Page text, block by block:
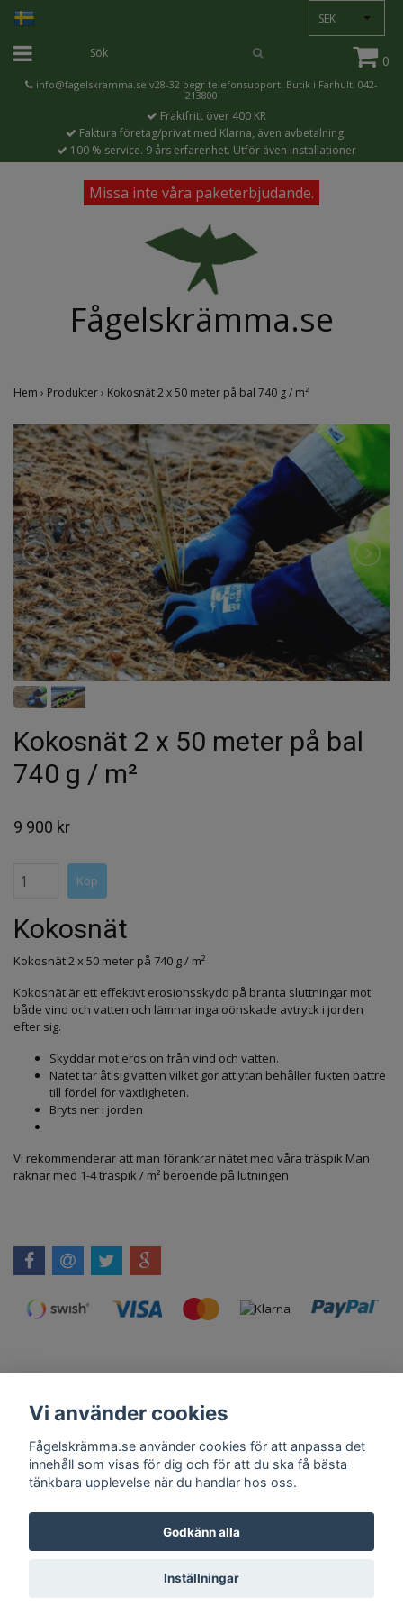
SEK
0
info@fagelskramma.se v28-32 begr telefonsupport. Butik i Farhult. 042-
213800
Fraktfritt över 400 KR
Faktura företag/privat med Klarna, även avbetalning.
100 % service. 9 års erfarenhet. Utför även installationer
Missa inte våra paketerbjudande.
Fågelskrämma.se
Hem › Produkter› Kokosnät 2 x 50 meter på bal 740 g / m²
Kokosnät 2 x 50 meter på bal
740 g / m²
9 900 kr
Kokosnät
Kokosnät 2 x 50 meter på 740 g / m²
Kokosnät är ett effektivt erosionsskydd på branta sluttningar mot
både vind och vatten och lämnar inga oönskade avtryck i jorden
efter sig.
Skyddar mot erosion från vind och vatten.
Nätet tar åt sig vatten vilket gör att ytan behåller fukten bättre
till fördel för växtligheten.
Bryts ner i jorden
Vi rekommenderar att man förankrar nätet med våra träspik Man
räknar med 1-4 träspik / m² beroende på lutningen
Kontakt Om Oss Köpvillkor Skadedjursprodukter.se
Tilahome.se
Få vårt nyhetsbrev
Anmäl
© Copyright 2026 Fågelskrämma.se
Vi använder cookies
Fågelskrämma.se använder cookies för att anpassa det
innehåll som visas för dig och för att du ska få bästa
tänkbara upplevelse när du handlar hos oss.
Godkänn alla
Inställningar